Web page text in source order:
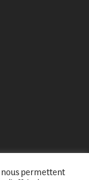
nous permettent